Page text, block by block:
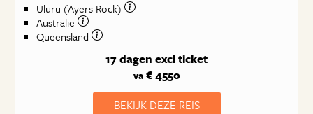
Uluru (Ayers Rock)
Australie
Queensland
17 dagen excl ticket
va€ 4550
BEKIJK DEZE REIS